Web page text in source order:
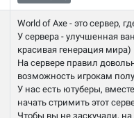
World of Axe - это сервер,
У сервера - улучшенная
красивая генерация мира)
На сервере правил
возможность игрокам
У нас есть ютуберы,
начать стримить этот
Чтобы вы не заскучали,